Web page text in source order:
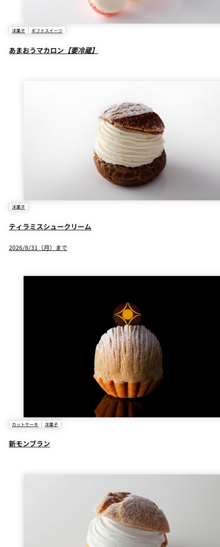
洋菓子 ギフトスイーツ
あまおうマカロン 【要冷蔵】
洋菓子
ティラミスシュークリーム
2026/8/31（月）まで
カットケーキ 洋菓子
新モンブラン